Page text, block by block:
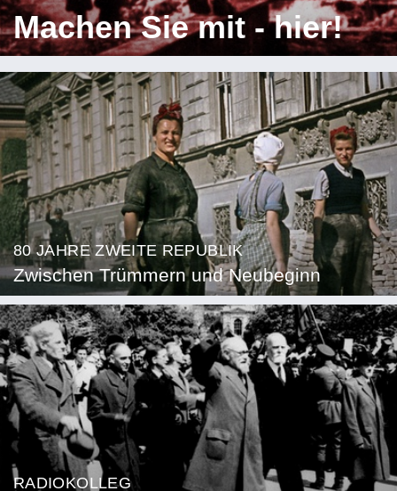
Machen Sie mit - hier!
80 JAHRE ZWEITE REPUBLIK
Zwischen Trümmern und Neubeginn
RADIOKOLLEG